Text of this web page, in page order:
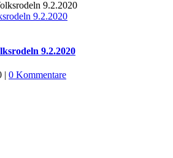
9.2.2020
9.2.2020
| 0 Kommentare